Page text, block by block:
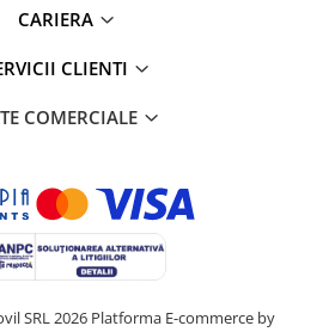
CARIERA
CLIENTI
COMERCIALE
SRL 2026 Platforma E-commerce by